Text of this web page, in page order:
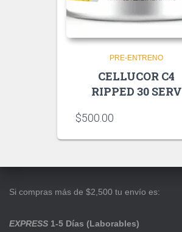
PRE-ENTRENO
CELLUCOR C4
RIPPED 30 SERV
$500.00
Si compras más de $2,500 tu envío es:
EXPRESS 1-5 Días (Laborables)